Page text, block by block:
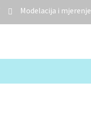
Modelacija i mjerenje